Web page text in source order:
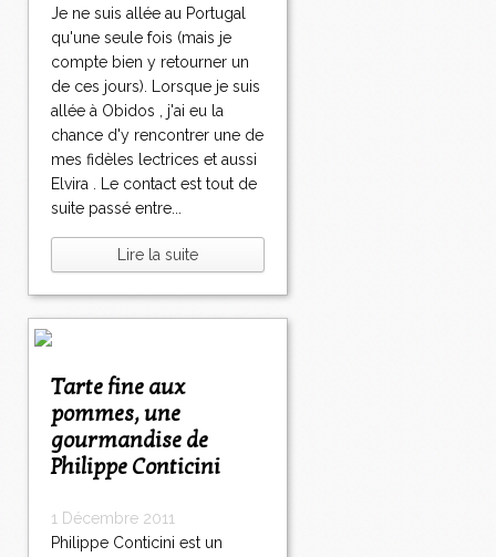
Je ne suis allée au Portugal
qu'une seule fois (mais je
compte bien y retourner un
de ces jours). Lorsque je suis
allée à Obidos , j'ai eu la
chance d'y rencontrer une de
mes fidèles lectrices et aussi
Elvira . Le contact est tout de
suite passé entre...
Lire la suite
Tarte fine aux
pommes, une
gourmandise de
Philippe Conticini
1 Décembre 2011
Philippe Conticini est un